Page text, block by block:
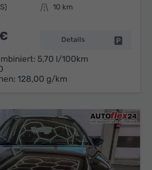
Kilometerstand 10 km
Details
5,70 l/100km
128,00 g/km